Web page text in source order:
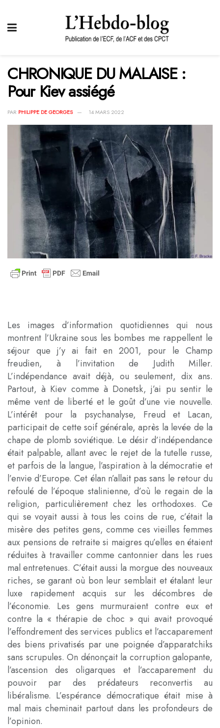
CHRONIQUE DU MALAISE :
Pour Kiev assiégé
PAR PHILIPPE DE GEORGES 14 MARS 2022
Les images d’information quotidiennes qui nous
montrent l’Ukraine sous les bombes me rappellent le
séjour que j’y ai fait en 2001, pour le Champ
freudien, à l’invitation de Judith Miller.
L’indépendance avait déjà, ou seulement, dix ans.
Partout, à Kiev comme à Donetsk, j’ai pu sentir le
même vent de liberté et le goût d’une vie nouvelle.
L’intérêt pour la psychanalyse, Freud et Lacan,
participait de cette soif générale, après la levée de la
chape de plomb soviétique. Le désir d’indépendance
était palpable, allant avec le rejet de la tutelle russe,
et parfois de la langue, l’aspiration à la démocratie et
l’envie d’Europe. Cet élan n’allait pas sans le retour du
refoulé de l’époque stalinienne, d’où le regain de la
religion, particulièrement chez les orthodoxes. Ce
qui se voyait aussi à tous les coins de rue, c’était la
misère des petites gens, comme ces vieilles femmes
aux pensions de retraite si maigres qu’elles en étaient
réduites à travailler comme cantonnier dans les rues
mal entretenues. C’était aussi la morgue des nouveaux
riches, se garant où bon leur semblait et étalant leur
luxe rapidement acquis sur les décombres de
l’économie. Les gens murmuraient contre eux et
contre la « thérapie de choc » qui avait provoqué
l’effondrement des services publics et l’accaparement
des biens privatisés par une poignée d’apparatchiks
sans scrupules. On dénonçait la corruption galopante,
l’ascension des oligarques et l’accaparement du
pouvoir par des prédateurs reconvertis au
libéralisme. L’espérance démocratique était mise à
mal mais cheminait partout dans les profondeurs de
l’opinion.